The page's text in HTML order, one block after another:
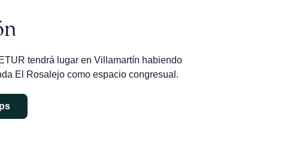
tendrá lugar en Villamartín habiendo
El Rosalejo como espacio congresual.